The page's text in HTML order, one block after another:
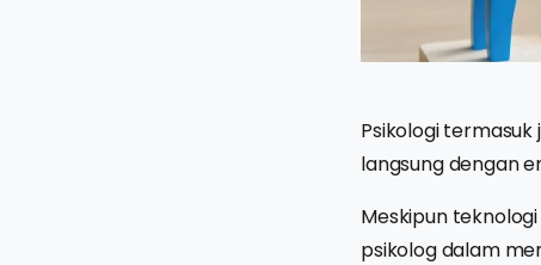
Psikologi
langsung dengan
Meskipun
psikolog dalam